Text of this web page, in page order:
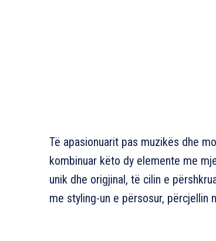
Të apasionuarit pas muzikës dhe
kombinuar këto dy elemente me
unik dhe origjinal, të cilin e
me styling-un e përsosur,